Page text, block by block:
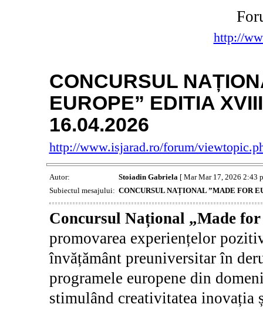
http://
CONCURSUL
EUROPE” EDITIA
16.04.2026
http://www.isjarad.ro/forum/
Autor: Stoiadin Gabriela[ Mar Mar 17, 2026 2:43
Subiectul mesajului: CONCURSUL NAȚIONAL ”MADE FOR
Concursul Național „Made
promovarea experiențelor
învățământ preuniversitar în
programele europene din
stimulând creativitatea inovația